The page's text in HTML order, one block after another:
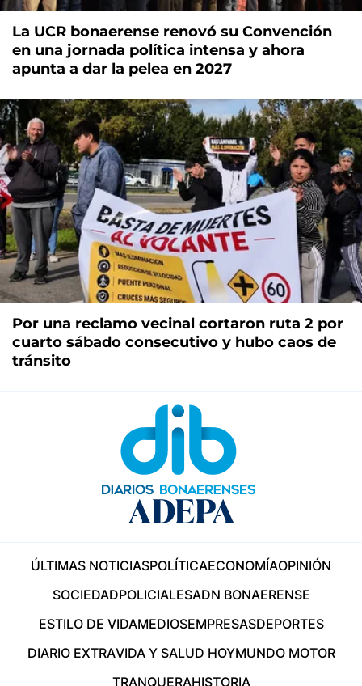
La UCR bonaerense renovó su Convención
en una jornada política intensa y ahora
apunta a dar la pelea en 2027
Por una reclamo vecinal cortaron ruta 2 por
cuarto sábado consecutivo y hubo caos de
tránsito
ÚLTIMAS NOTICIASPOLÍTICAECONOMÍAOPINIÓN
SOCIEDADPOLICIALESADN BONAERENSE
ESTILO DE VIDAMEDIOSEMPRESASDEPORTES
DIARIO EXTRAVIDA Y SALUD HOYMUNDO MOTOR
TRANQUERAHISTORIA